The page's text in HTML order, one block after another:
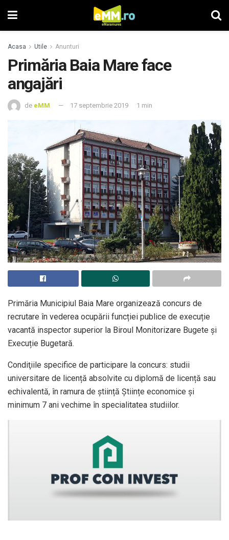
Acasa Utile Anunturi
Primăria Baia Mare face
angajări
de eMM 17 septembrie 2019 1 min
Primăria Municipiul Baia Mare organizează concurs de
recrutare în vederea ocupării funcției publice de execuție
vacantă inspector superior la Biroul Monitorizare Bugete și
Execuție Bugetară.
Condiţiile specifice de participare la concurs: studii
universitare de licență absolvite cu diplomă de licență sau
echivalentă, în ramura de știință Științe economice și
minimum 7 ani vechime în specialitatea studiilor.